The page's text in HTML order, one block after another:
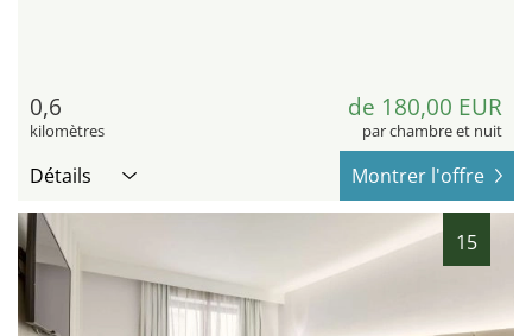
0,6
kilomètres
de 180,00 EUR
par chambre et nuit
Détails Montrer l'offre
15